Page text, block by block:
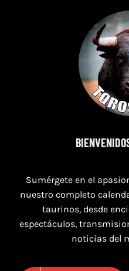
2026
Sumérgete en el
nuestro completo
taurinos, desde
espectáculos,
noticias del